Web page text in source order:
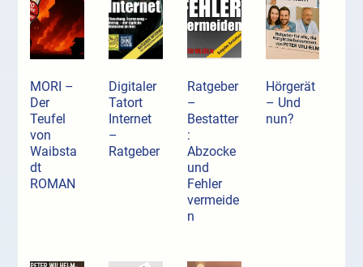
MORI –
Der
Teufel
von
Waibsta
dt
ROMAN
Digitaler
Tatort
Internet
–
Ratgeber
Ratgeber
–
Bestatter
:
Abzocke
und
Fehler
vermeide
n
Hörgerät
– Und
nun?